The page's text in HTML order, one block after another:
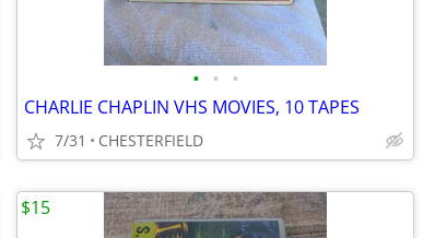
• • •
CHARLIE CHAPLIN VHS MOVIES, 10 TAPES
7/31 CHESTERFIELD
$15